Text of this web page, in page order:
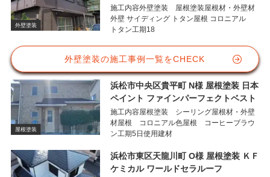
外壁塗装
施工内容外壁塗装 屋根塗装屋根材・外壁材
外壁 サイディング トタン屋根 コロニアル
トタン工期18
外壁塗装の施工事例一覧をCHECK
屋根塗装
浜松市中央区貴平町 N様 屋根塗装 日本
ペイント ファインパーフェクトベスト
施工内容屋根塗装 シーリング屋根材・外壁
材屋根 コロニアル色屋根 コーヒーブラウ
ン工期5日使用建材
浜松市東区天龍川町 O様 屋根塗装 ＫＦ
ケミカル ワールドセラルーフ